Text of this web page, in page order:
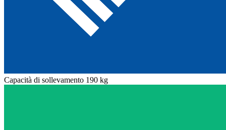
Capacità di sollevamento 190 kg